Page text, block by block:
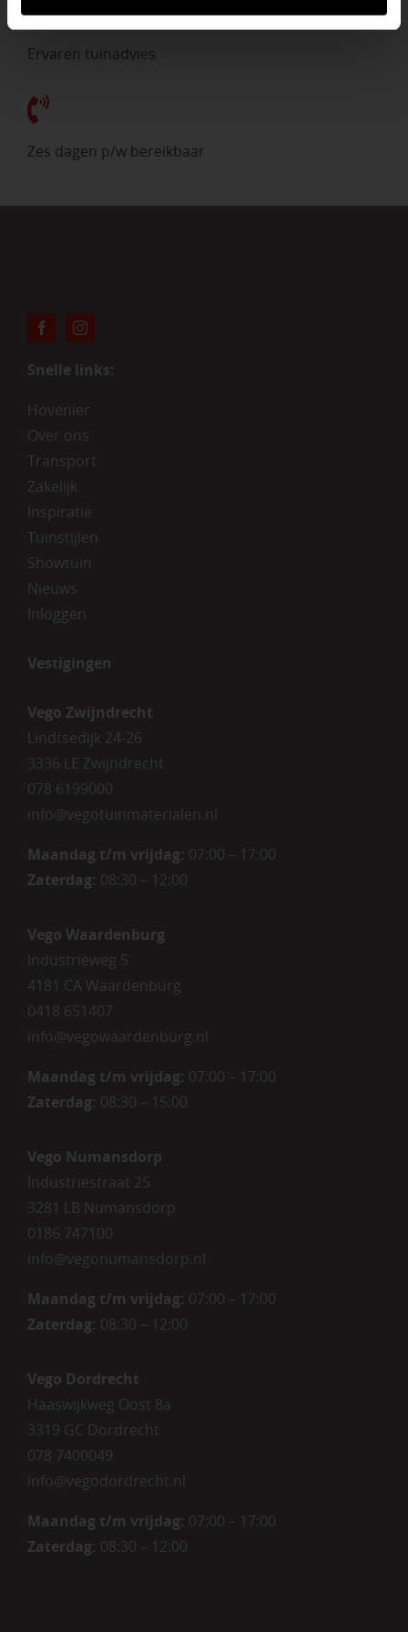
Ervaren tuinadvies
Zes dagen p/w bereikbaar
Snelle links:
Hovenier
Over ons
Transport
Zakelijk
Inspiratie
Tuinstijlen
Showtuin
Nieuws
Inloggen
Vestigingen
Vego Zwijndrecht
Lindtsedijk 24-26
3336 LE Zwijndrecht
078 6199000
info@vegotuinmaterialen.nl
Maandag t/m vrijdag: 07:00 – 17:00
Zaterdag: 08:30 – 12:00
Vego Waardenburg
Industrieweg 5
4181 CA Waardenburg
0418 651407
info@vegowaardenburg.nl
Maandag t/m vrijdag: 07:00 – 17:00
Zaterdag: 08:30 – 15:00
Vego Numansdorp
Industriestraat 25
3281 LB Numansdorp
0186 747100
info@vegonumansdorp.nl
Maandag t/m vrijdag: 07:00 – 17:00
Zaterdag: 08:30 – 12:00
Vego Dordrecht
Haaswijkweg Oost 8a
3319 GC Dordrecht
078 7400049
info@vegodordrecht.nl
Maandag t/m vrijdag: 07:00 – 17:00
Zaterdag: 08:30 – 12:00